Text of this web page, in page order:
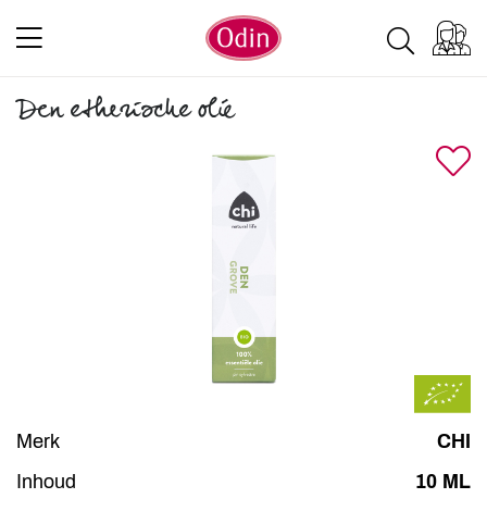
Den etherische olie
Merk
CHI
Inhoud
10 ML